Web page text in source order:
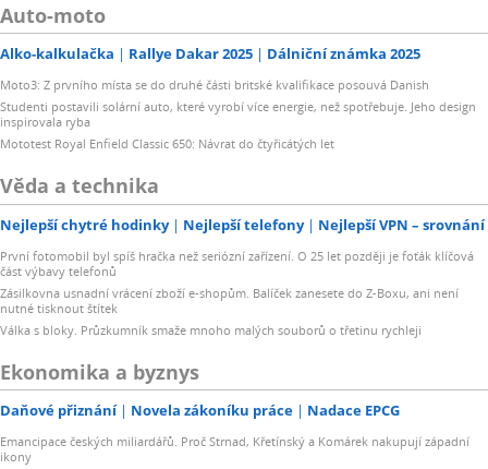
Auto-moto
Alko-kalkulačka Rallye Dakar 2025 Dálniční známka 2025
Moto3: Z prvního místa se do druhé části britské kvalifikace posouvá Danish
Studenti postavili solární auto, které vyrobí více energie, než spotřebuje. Jeho design
inspirovala ryba
Mototest Royal Enfield Classic 650: Návrat do čtyřicátých let
Věda a technika
Nejlepší chytré hodinky Nejlepší telefony Nejlepší VPN – srovnání
První fotomobil byl spíš hračka než seriózní zařízení. O 25 let později je foťák klíčová
část výbavy telefonů
Zásilkovna usnadní vrácení zboží e-shopům. Balíček zanesete do Z-Boxu, ani není
nutné tisknout štítek
Válka s bloky. Průzkumník smaže mnoho malých souborů o třetinu rychleji
Ekonomika a byznys
Daňové přiznání Novela zákoníku práce Nadace EPCG
Emancipace českých miliardářů. Proč Strnad, Křetínský a Komárek nakupují západní
ikony